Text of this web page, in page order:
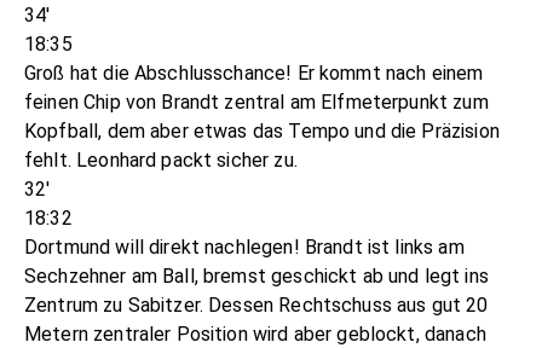
34'
18:35
Groß hat die Abschlusschance! Er kommt nach einem
feinen Chip von Brandt zentral am Elfmeterpunkt zum
Kopfball, dem aber etwas das Tempo und die Präzision
fehlt. Leonhard packt sicher zu.
32'
18:32
Dortmund will direkt nachlegen! Brandt ist links am
Sechzehner am Ball, bremst geschickt ab und legt ins
Zentrum zu Sabitzer. Dessen Rechtschuss aus gut 20
Metern zentraler Position wird aber geblockt, danach